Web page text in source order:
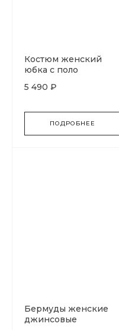
Костюм женский
юбка с поло
5 490 ₽
ПОДРОБНЕЕ
Бермуды женские
джинсовые